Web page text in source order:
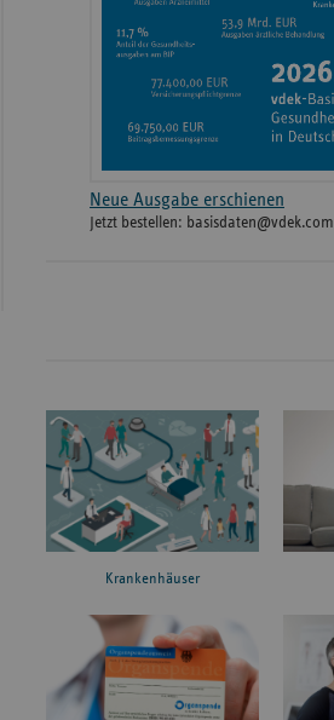
Neue Ausgabe erschienen
Jetzt bestellen: basisdaten@vdek.com
Krankenhäuser